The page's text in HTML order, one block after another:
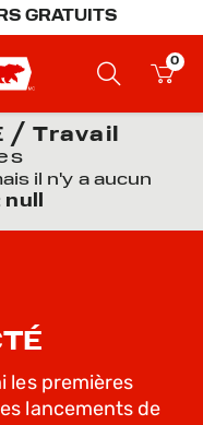
GRATUITS
0
Travail
il n'y a aucun
null
les premières
lancements de